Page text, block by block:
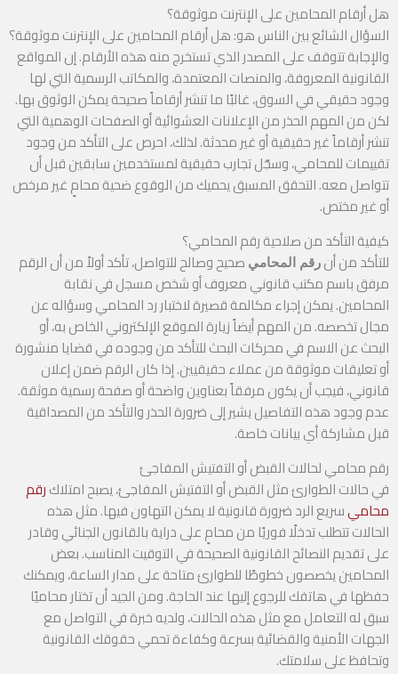
هل أرقام المحامين على الإنترنت موثوقة؟
السؤال الشائع بين الناس هو: هل أرقام المحامين على الإنترنت موثوقة؟
والإجابة تتوقف على المصدر الذي تستخرج منه هذه الأرقام. إن المواقع
القانونية المعروفة، والمنصات المعتمدة، والمكاتب الرسمية التي لها
وجود حقيقي في السوق، غالبًا ما تنشر أرقاماً صحيحة يمكن الوثوق بها.
لكن من المهم الحذر من الإعلانات العشوائية أو الصفحات الوهمية التي
تنشر أرقاماً غير حقيقية أو غير محدثة. لذلك، احرص على التأكد من وجود
تقييمات للمحامي، وسجّل تجارب حقيقية لمستخدمين سابقين قبل أن
تتواصل معه. التحقق المسبق يحميك من الوقوع ضحية محامٍ غير مرخص
أو غير مختص.
كيفية التأكد من صلاحية رقم المحامي؟
للتأكد من أن رقم المحامي صحيح وصالح للتواصل، تأكد أولاً من أن الرقم
مرفق باسم مكتب قانوني معروف أو شخص مسجل في نقابة
المحامين. يمكن إجراء مكالمة قصيرة لاختبار رد المحامي وسؤاله عن
مجال تخصصه. من المهم أيضاً زيارة الموقع الإلكتروني الخاص به، أو
البحث عن الاسم في محركات البحث للتأكد من وجوده في قضايا منشورة
أو تعليقات موثوقة من عملاء حقيقيين. إذا كان الرقم ضمن إعلان
قانوني، فيجب أن يكون مرفقاً بعناوين واضحة أو صفحة رسمية موثقة.
عدم وجود هذه التفاصيل يشير إلى ضرورة الحذر والتأكد من المصداقية
قبل مشاركة أي بيانات خاصة.
رقم محامي لحالات القبض أو التفتيش المفاجئ
في حالات الطوارئ مثل القبض أو التفتيش المفاجئ، يصبح امتلاكرقم
محاميسريع الرد ضرورة قانونية لا يمكن التهاون فيها. مثل هذه
الحالات تتطلب تدخلًا فوريًا من محامٍ على دراية بالقانون الجنائي وقادر
على تقديم النصائح القانونية الصحيحة في التوقيت المناسب. بعض
المحامين يخصصون خطوطًا للطوارئ متاحة على مدار الساعة، ويمكنك
حفظها في هاتفك للرجوع إليها عند الحاجة. ومن الجيد أن تختار محاميًا
سبق له التعامل مع مثل هذه الحالات، ولديه خبرة في التواصل مع
الجهات الأمنية والقضائية بسرعة وكفاءة تحمي حقوقك القانونية
وتحافظ على سلامتك.